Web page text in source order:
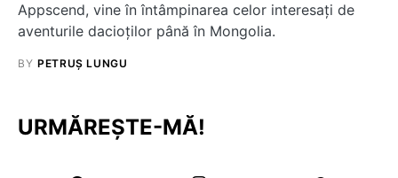
Appscend, vine în întâmpinarea celor interesați de
aventurile dacioților până în Mongolia.
BY PETRUȘ LUNGU
URMĂREȘTE-MĂ!